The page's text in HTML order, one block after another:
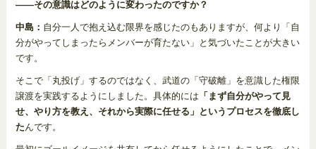
――その意識はどのように変わったのですか？
中島： 自分一人で抱え込む限界を感じたのもありますが、何より「自
分がやってしまったらメンバーが育たない」と気づいたことが大きい
です。
そこで「丸投げ」するのではなく、武道の「守破離」を意識した権限
譲渡を実践するようにしました。具体的には 「まず自分がやって見
せ、やり方を教え、それから実際に任せる」というプロセスを徹底し
たんです。